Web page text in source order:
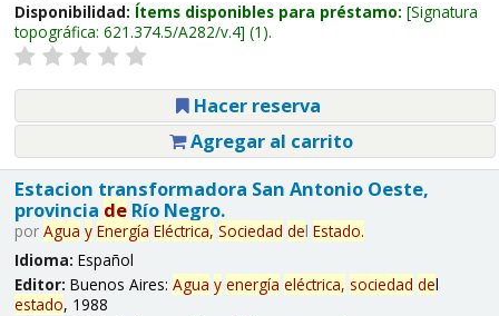
Disponibilidad: Ítems disponibles para préstamo: Signatura
topográfica: 621.374.5/A282/v.4 (1).
Hacer reserva
Agregar al carrito
Estacion transformadora San Antonio Oeste,
provincia deRío Negro.
por Agua y Energía Eléctrica, Sociedad del Estado.
Idioma: Español
Editor: Buenos Aires: Agua y energía eléctrica, sociedad del
estado, 1988